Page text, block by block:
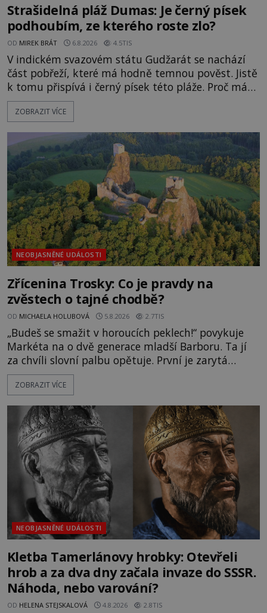
Strašidelná pláž Dumas: Je černý písek
podhoubím, ze kterého roste zlo?
OD MIREK BRÁT 6.8.2026 4.5TIS
V indickém svazovém státu Gudžarát se nachází
část pobřeží, které má hodně temnou pověst. Jistě
k tomu přispívá i černý písek této pláže. Proč má
pláž takové netypické zbarvení? Nakolik jsou
pravdivé historky, že zde došlo k nevysvětlitelným
následovat. Vstupujeme na pláž Dumas ve městě
Surat. Gu
ZOBRAZIT VÍCE
NEOBJASNĚNÉ UDÁLOSTI
Zřícenina Trosky: Co je pravdy na
zvěstech o tajné chodbě?
OD MICHAELA HOLUBOVÁ 5.8.2026 2.7TIS
„Budeš se smažit v horoucích peklech!“ povykuje
Markéta na o dvě generace mladší Barboru. Ta jí
za chvíli slovní palbu opětuje. První je zarytá
katolička, druhá přesvědčená kališnice. A každá z
nich se usídlí na jedné z věží slavného hradu
mezi vůdce protihusitského boje. Za manželku má
skutečně jistou
ZOBRAZIT VÍCE
NEOBJASNĚNÉ UDÁLOSTI
Kletba Tamerlánovy hrobky: Otevřeli
hrob a za dva dny začala invaze do SSSR.
Náhoda, nebo varování?
OD HELENA STEJSKALOVÁ 4.8.2026 2.8TIS